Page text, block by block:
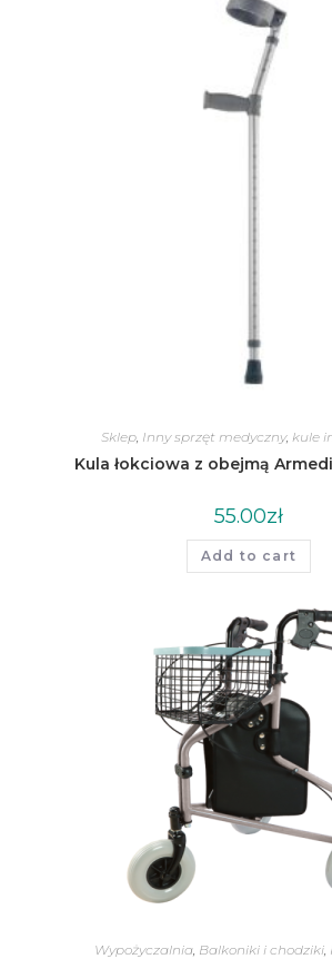
Sklep, Inny sprzęt medyczny, kule
Kula łokciowa z obejmą
55.00zł
Add to cart
Wypożyczalnia, Balkoniki i chodziki,